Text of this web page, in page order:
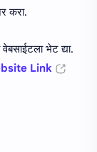
करा.
भेट द्या.
Link